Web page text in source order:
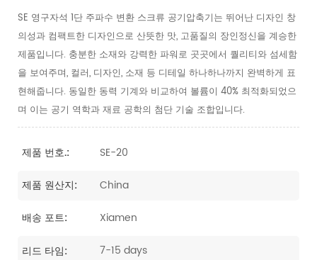
SE 영구자석 1단 주파수 변환 스크류 공기압축기는 뛰어난 디자인 창
의성과 컴팩트한 디자인으로 산뜻한 맛, 고품질의 장인정신을 계승한
제품입니다. 충분한 소재와 강력한 파워로 곳곳에서 퀄리티와 섬세함
을 보여주며, 컬러, 디자인, 소재 등 디테일 하나하나까지 완벽하게 표
현해줍니다. 동일한 동력 기계와 비교하여 볼륨이 40% 최적화되었으
며 이는 공기 역학과 재료 공학의 첨단 기술 조합입니다.
제품 번호.: SE-20
제품 원산지: China
배송 포트: Xiamen
리드 타임: 7-15 days